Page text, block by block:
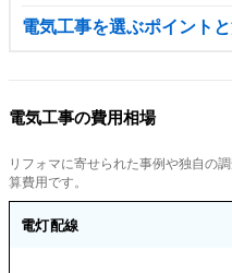
電気工事を選ぶポイント
電気工事の費用相場
リフォマに寄せられた事例や独自の
算費用です。
電灯配線